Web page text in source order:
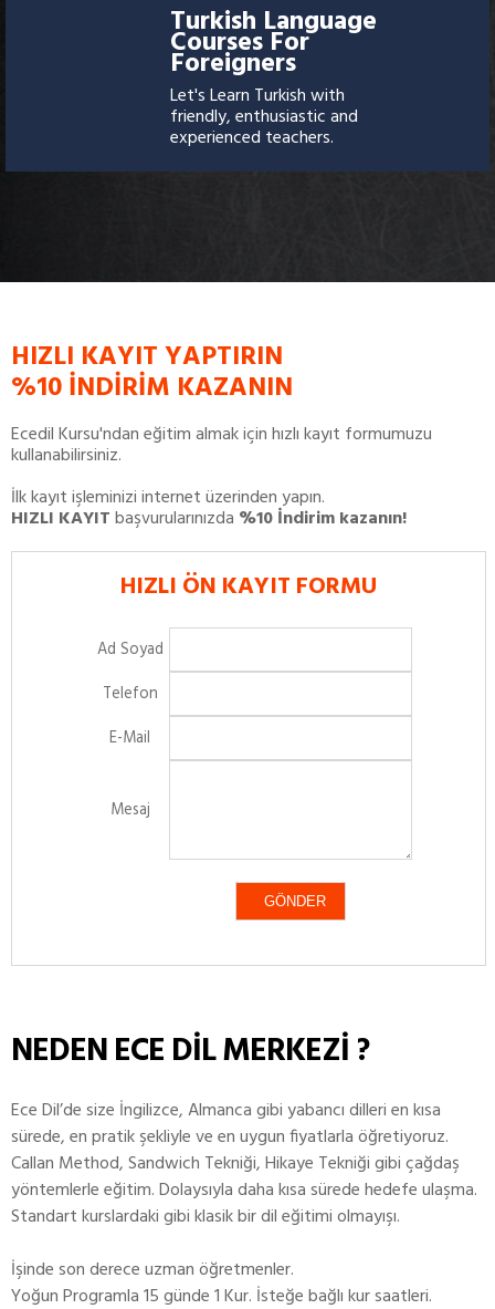
Turkish Language
Courses For
Foreigners
Let's Learn Turkish with
friendly, enthusiastic and
experienced teachers.
HIZLI KAYIT YAPTIRIN
%10 İNDİRİM KAZANIN
Ecedil Kursu'ndan eğitim almak için hızlı kayıt formumuzu
kullanabilirsiniz.
İlk kayıt işleminizi internet üzerinden yapın.
HIZLI KAYITbaşvurularınızda %10 İndirim kazanın!
HIZLI ÖN KAYIT FORMU
Ad Soyad
Telefon
E-Mail
Mesaj
NEDEN ECE DİL MERKEZİ ?
Ece Dil’de size İngilizce, Almanca gibi yabancı dilleri en kısa
sürede, en pratik şekliyle ve en uygun fiyatlarla öğretiyoruz.
Callan Method, Sandwich Tekniği, Hikaye Tekniği gibi çağdaş
yöntemlerle eğitim. Dolaysıyla daha kısa sürede hedefe ulaşma.
Standart kurslardaki gibi klasik bir dil eğitimi olmayışı.
İşinde son derece uzman öğretmenler.
Yoğun Programla 15 günde 1 Kur. İsteğe bağlı kur saatleri.